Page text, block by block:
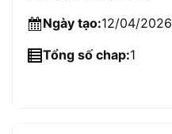
Ngày tạo:12/04/2026
Tổng số chap:1